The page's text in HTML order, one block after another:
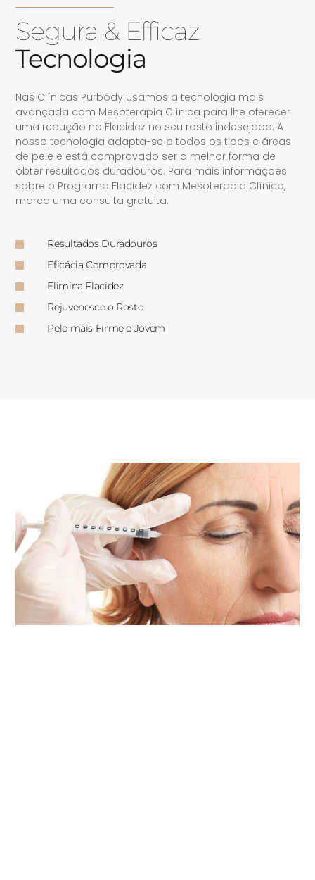
Segura & Efficaz
Tecnologia
Nas Clínicas Pürbody usamos a tecnologia mais
avançada com Mesoterapia Clínica para lhe oferecer
uma redução na Flacidez no seu rosto indesejada. A
nossa tecnologia adapta-se a todos os tipos e áreas
de pele e está comprovado ser a melhor forma de
obter resultados duradouros. Para mais informações
sobre o Programa Flacidez com Mesoterapia Clínica,
marca uma consulta gratuita.
Resultados Duradouros
Eficácia Comprovada
Elimina Flacidez
Rejuvenesce o Rosto
Pele mais Firme e Jovem